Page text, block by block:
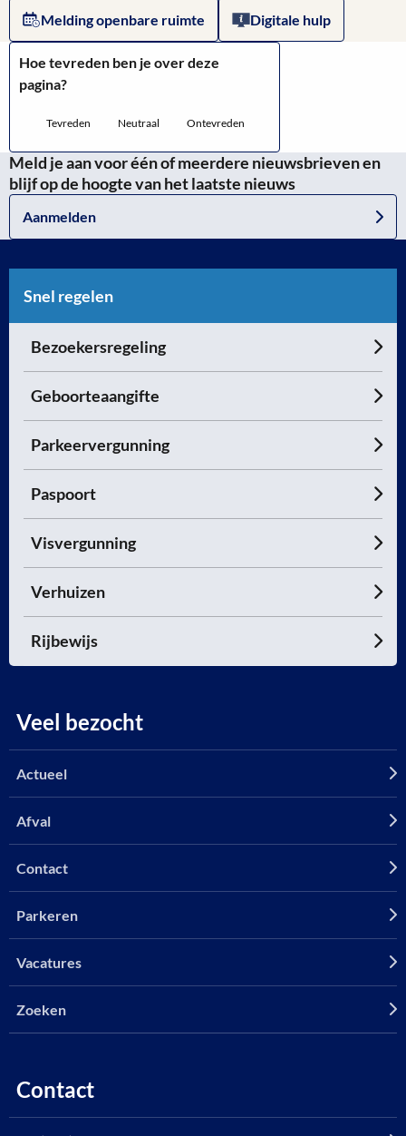
Melding openbare ruimte Digitale hulp
Hoe tevreden ben je over deze
pagina?
Tevreden Neutraal Ontevreden
Meld je aan voor één of meerdere nieuwsbrieven en
blijf op de hoogte van het laatste nieuws
Aanmelden
Snel regelen
Bezoekersregeling
Geboorteaangifte
Parkeervergunning
Paspoort
Visvergunning
Verhuizen
Rijbewijs
Veel bezocht
Actueel
Afval
Contact
Parkeren
Vacatures
Zoeken
Contact